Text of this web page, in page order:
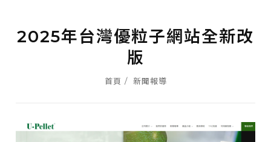
2025年台灣優粒子網站全新改
版
首頁 新聞報導